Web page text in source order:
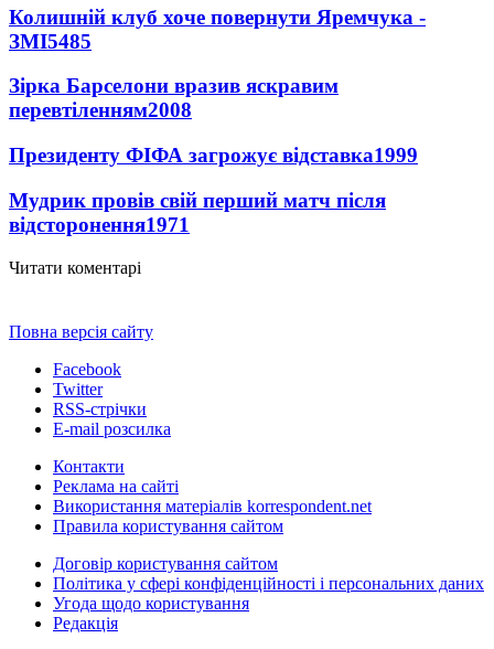
Колишній клуб хоче повернути Яремчука -
ЗМІ5485
Зірка Барселони вразив яскравим
перевтіленням2008
Президенту ФІФА загрожує відставка1999
Мудрик провів свій перший матч після
відсторонення1971
Читати коментарі
Повна версія сайту
Facebook
Twitter
RSS-стрічки
E-mail розсилка
Контакти
Реклама на сайті
Використання матеріалів korrespondent.net
Правила користування сайтом
Договір користування сайтом
Політика у сфері конфіденційності і персональних даних
Угода щодо користування
Редакція